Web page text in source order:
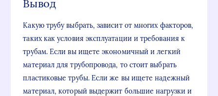
Вывод
Какую трубу выбрать, зависит от многих факторов,
таких как условия эксплуатации и требования к
трубам. Если вы ищете экономичный и легкий
материал для трубопровода, то стоит выбрать
пластиковые трубы. Если же вы ищете надежный
материал, который выдержит большие нагрузки и